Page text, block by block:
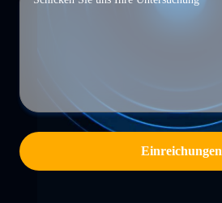
Einreichungen